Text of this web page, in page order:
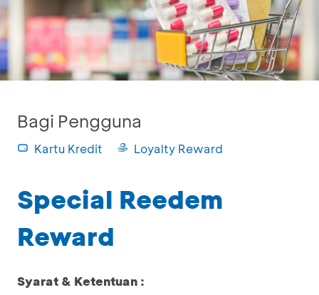
Bagi Pengguna
Kartu Kredit Loyalty Reward
Special Reedem
Reward
Syarat & Ketentuan :